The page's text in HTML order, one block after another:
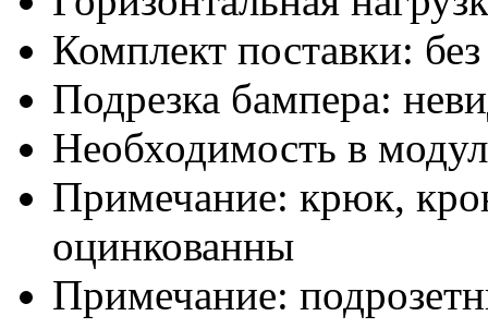
Комплект поставки: без
Подрезка бампера:
Необходимость в
Примечание: крюк,
оцинкованны
Примечание: